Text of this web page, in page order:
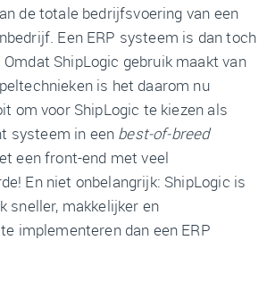
de totale bedrijfsvoering van een
Een ERP systeem is dan toch
Omdat ShipLogic gebruik maakt van
is het daarom nu
om voor ShipLogic te kiezen als
systeem in een best-of-breed
een front-end met veel
En niet onbelangrijk: ShipLogic is
sneller, makkelijker en
implementeren dan een ERP